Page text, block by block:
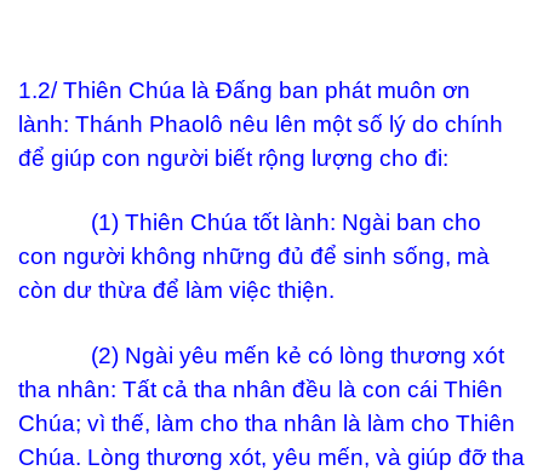
1.2/ Thiên Chúa là Đấng ban phát muôn ơn
lành: Thánh Phaolô nêu lên một số lý do chính
để giúp con người biết rộng lượng cho đi:
(1) Thiên Chúa tốt lành: Ngài ban cho
con người không những đủ để sinh sống, mà
còn dư thừa để làm việc thiện.
(2) Ngài yêu mến kẻ có lòng thương xót
tha nhân: Tất cả tha nhân đều là con cái Thiên
Chúa; vì thế, làm cho tha nhân là làm cho Thiên
Chúa. Lòng thương xót, yêu mến, và giúp đỡ tha